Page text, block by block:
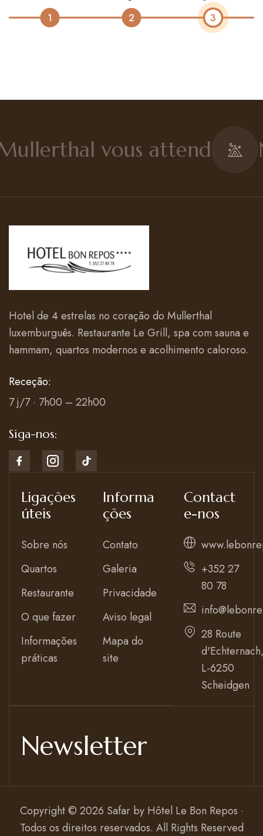
Contato 1 2 3
vous attend
Hotel de 4 estrelas no coração do Mullerthal
luxemburguês. Restaurante Le Grill, spa com sauna e
hammam, quartos modernos e acolhimento caloroso.
Receção:
7 j/7 · 7h00 – 22h00
Siga-nos:
Ligações
úteis
Sobre nós
Quartos
Restaurante
O que fazer
Informações
práticas
Informa
ções
Contato
Galeria
Privacidade
Aviso legal
Mapa do
site
Contact
e-nos
+352 27
80 78
28 Route
L-6250
Scheidgen
Newsletter
Copyright © 2026 Safar by Hôtel Le Bon Repos ·
Todos os direitos reservados. All Rights Reserved